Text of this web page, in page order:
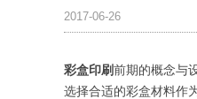
2017-06-26
彩盒印刷前期的概念与
选择合适的彩盒材料作